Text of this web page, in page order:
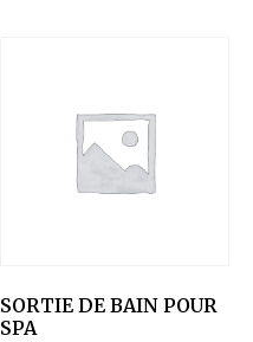
SORTIE DE BAIN POUR
SPA